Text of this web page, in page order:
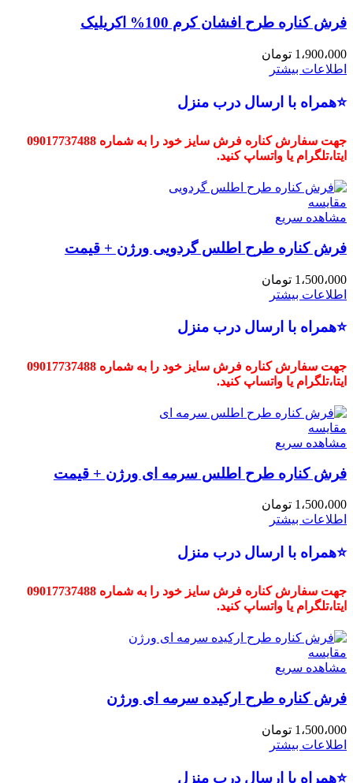
فرش کناره طرح افشان کرم 100% اکریلیک
1،900،000 تومان
اطلاعات بیشتر
⭐همراه با ارسال درب منزل
جهت سفارش کناره فرش سایز خود را به شماره 09017737488
ایتا،تلگرام یا واتساپ کنید.
مقایسه
مشاهده سریع
فرش کناره طرح اطلس گردویی ورژن + قیمت
1،500،000 تومان
اطلاعات بیشتر
⭐همراه با ارسال درب منزل
جهت سفارش کناره فرش سایز خود را به شماره 09017737488
ایتا،تلگرام یا واتساپ کنید.
مقایسه
مشاهده سریع
فرش کناره طرح اطلس سرمه ای ورژن + قیمت
1،500،000 تومان
اطلاعات بیشتر
⭐همراه با ارسال درب منزل
جهت سفارش کناره فرش سایز خود را به شماره 09017737488
ایتا،تلگرام یا واتساپ کنید.
مقایسه
مشاهده سریع
فرش کناره طرح ارکیده سرمه ای ورژن
1،500،000 تومان
اطلاعات بیشتر
⭐همراه با ارسال درب منزل